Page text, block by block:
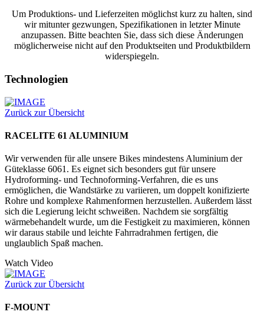
Um Produktions- und Lieferzeiten möglichst kurz zu halten, sind
wir mitunter gezwungen, Spezifikationen in letzter Minute
anzupassen. Bitte beachten Sie, dass sich diese Änderungen
möglicherweise nicht auf den Produktseiten und Produktbildern
widerspiegeln.
Technologien
Zurück zur Übersicht
RACELITE 61 ALUMINIUM
Wir verwenden für alle unsere Bikes mindestens Aluminium der
Güteklasse 6061. Es eignet sich besonders gut für unsere
Hydroforming- und Technoforming-Verfahren, die es uns
ermöglichen, die Wandstärke zu variieren, um doppelt konifizierte
Rohre und komplexe Rahmenformen herzustellen. Außerdem lässt
sich die Legierung leicht schweißen. Nachdem sie sorgfältig
wärmebehandelt wurde, um die Festigkeit zu maximieren, können
wir daraus stabile und leichte Fahrradrahmen fertigen, die
unglaublich Spaß machen.
Watch Video
Zurück zur Übersicht
F-MOUNT